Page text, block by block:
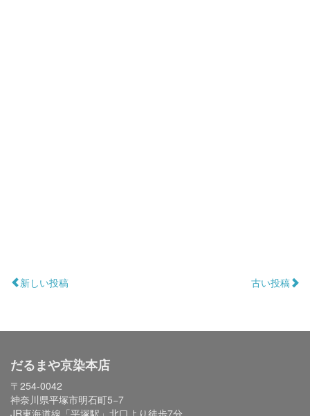
新しい投稿 古い投稿
だるまや京染本店
〒254-0042
神奈川県平塚市明石町5−7
JR東海道線「平塚駅」北口より徒歩7分